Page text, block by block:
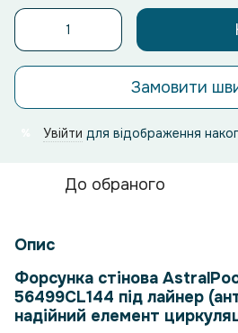
Замовити
Увійти для відображення
До обраного
Опис
Форсунка стінова
56499CL144 під лайнер
надійний елемент